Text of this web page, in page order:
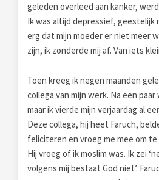
geleden overleed aan kanker,
Ik was altijd depressief, geestelijk
erg dat mijn moeder er niet meer
zijn, ik zonderde mij af. Van iets
Toen kreeg ik negen maanden
collega van mijn werk. Na een
maar ik vierde mijn verjaardag al
Deze collega, hij heet Faruch,
feliciteren en vroeg me mee om te
Hij vroeg of ik moslim was. Ik zei
volgens mij bestaat God niet’.